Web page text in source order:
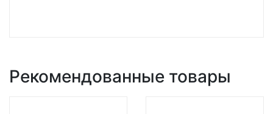
Рекомендованные товары